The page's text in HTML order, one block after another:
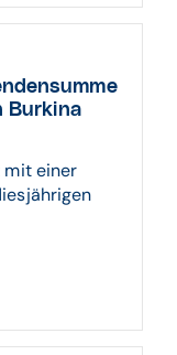
Burkina
mit einer